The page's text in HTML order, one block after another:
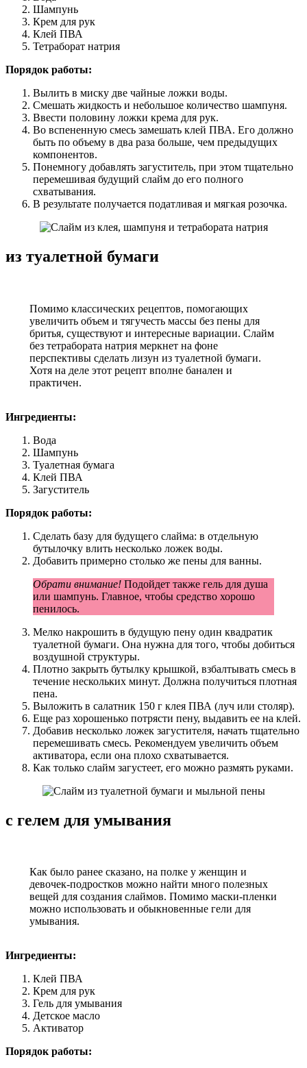
Шампунь
Крем для рук
Клей ПВА
Тетраборат натрия
Порядок работы:
Вылить в миску две чайные ложки воды.
Смешать жидкость и небольшое количество шампуня.
Ввести половину ложки крема для рук.
Во вспененную смесь замешать клей ПВА. Его должно
быть по объему в два раза больше, чем предыдущих
компонентов.
Понемногу добавлять загуститель, при этом тщательно
перемешивая будущий слайм до его полного
схватывания.
В результате получается податливая и мягкая розочка.
из туалетной бумаги
Помимо классических рецептов, помогающих
увеличить объем и тягучесть массы без пены для
бритья, существуют и интересные вариации. Слайм
без тетрабората натрия меркнет на фоне
перспективы сделать лизун из туалетной бумаги.
Хотя на деле этот рецепт вполне банален и
практичен.
Ингредиенты:
Вода
Шампунь
Туалетная бумага
Клей ПВА
Загуститель
Порядок работы:
Сделать базу для будущего слайма: в отдельную
бутылочку влить несколько ложек воды.
Добавить примерно столько же пены для ванны.
Обрати внимание! Подойдет также гель для душа
или шампунь. Главное, чтобы средство хорошо
пенилось.
Мелко накрошить в будущую пену один квадратик
туалетной бумаги. Она нужна для того, чтобы добиться
воздушной структуры.
Плотно закрыть бутылку крышкой, взбалтывать смесь в
течение нескольких минут. Должна получиться плотная
пена.
Выложить в салатник 150 г клея ПВА (луч или столяр).
Еще раз хорошенько потрясти пену, выдавить ее на клей.
Добавив несколько ложек загустителя, начать тщательно
перемешивать смесь. Рекомендуем увеличить объем
активатора, если она плохо схватывается.
Как только слайм загустеет, его можно размять руками.
с гелем для умывания
Как было ранее сказано, на полке у женщин и
девочек-подростков можно найти много полезных
вещей для создания слаймов. Помимо маски-пленки
можно использовать и обыкновенные гели для
умывания.
Ингредиенты:
Клей ПВА
Крем для рук
Гель для умывания
Детское масло
Активатор
Порядок работы: